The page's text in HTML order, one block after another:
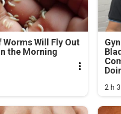
Will Fly Out
the Morning
2 h